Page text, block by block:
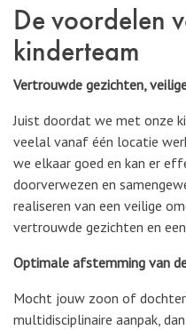
De voordelen
kinderteam
Vertrouwde gezichten,
Juist doordat we met onze
veelal vanaf één locatie
we elkaar goed en kan er
doorverwezen en
realiseren van een veilige
vertrouwde gezichten en
Optimale afstemming van
Mocht jouw zoon of
multidisciplinaire aanpak,